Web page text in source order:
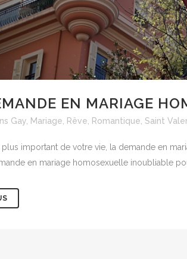
EN MARIAGE
Gay Mariage Rêve Romantique Saint
important de votre vie, la demande en
en mariage homosexuelle inoubliable